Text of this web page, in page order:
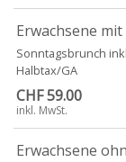
Erwachsene
Sonntagsbrunch
Halbtax/GA
CHF 59.00
inkl. MwSt.
Erwachsene